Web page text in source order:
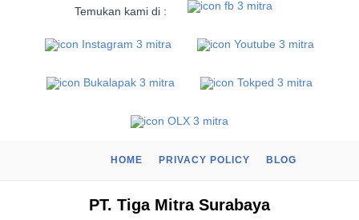
Temukan kami di :
HOME PRIVACY POLICY BLOG
PT. Tiga Mitra Surabaya